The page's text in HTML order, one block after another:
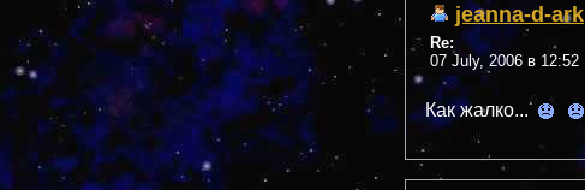
jeanna-d-ark
Re:
07 July, 2006 в 12:52
Как жалко...